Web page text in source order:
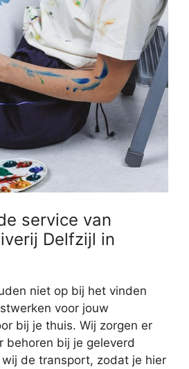
service van
Delfzijl in
niet op bij het vinden
voor jouw
bij je thuis. Wij zorgen er
behoren bij je geleverd
de transport, zodat je hier